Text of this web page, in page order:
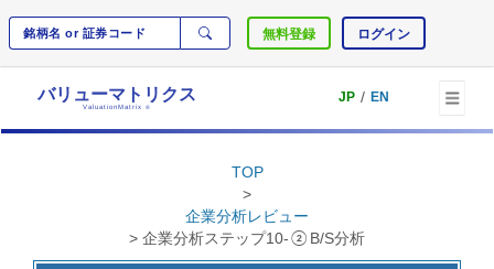
無料登録 ログイン
バリューマトリクス
ValuationMatrix ®
JP / EN
TOP
>
企業分析レビュー
> 企業分析ステップ10-②B/S分析